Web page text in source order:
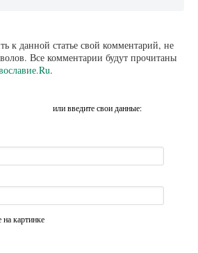
к данной статье свой комментарий, не
Все комментарии будут прочитаны
.
или введите свои данные:
на картинке